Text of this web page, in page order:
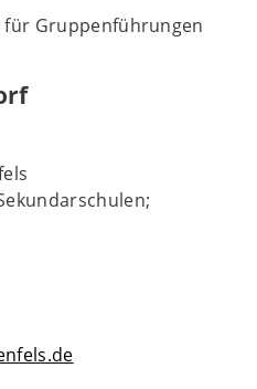
Gruppenführungen